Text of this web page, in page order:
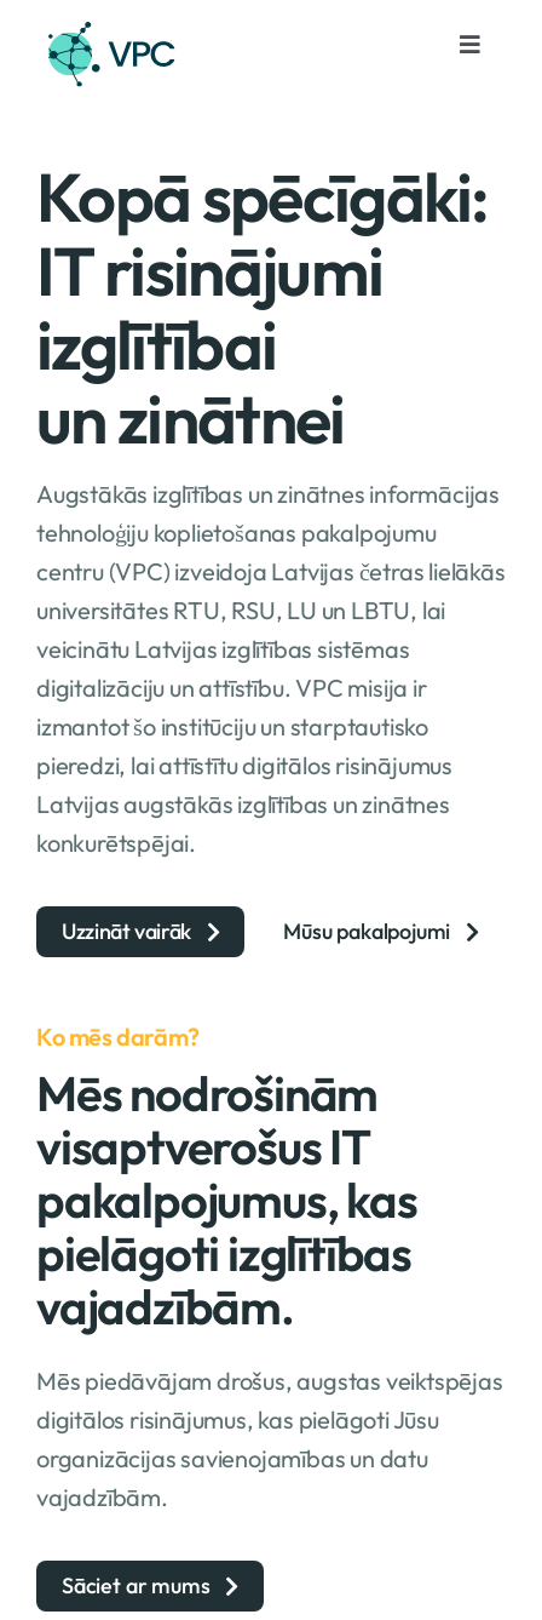
content
Toggle
Projekti
Notikumi
Par mums
Kontakti
Lv
Kopā spēcīgāki:
IT risinājumi
izglītībai
un zinātnei
Augstākās izglītības un zinātnes informācijas
tehnoloģiju koplietošanas pakalpojumu
centru (VPC) izveidoja Latvijas četras lielākās
universitātes RTU, RSU, LU un LBTU, lai
veicinātu Latvijas izglītības sistēmas
digitalizāciju un attīstību. VPC misija ir
izmantot šo institūciju un starptautisko
pieredzi, lai attīstītu digitālos risinājumus
Latvijas augstākās izglītības un zinātnes
konkurētspējai.
Uzzināt vairāk Mūsu pakalpojumi
Ko mēs darām?
Mēs nodrošinām
visaptverošus IT
pakalpojumus, kas
pielāgoti izglītības
vajadzībām.
Mēs piedāvājam drošus, augstas veiktspējas
digitālos risinājumus, kas pielāgoti Jūsu
organizācijas savienojamības un datu
vajadzībām.
Sāciet ar mums